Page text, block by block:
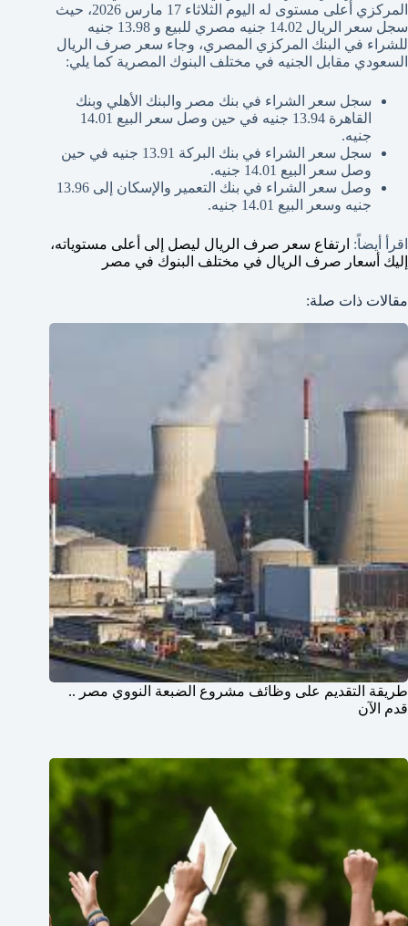
المركزي أعلى مستوى له اليوم الثلاثاء 17 مارس 2026، حيث
سجل سعر الريال 14.02 جنيه مصري للبيع و 13.98 جنيه
للشراء في البنك المركزي المصري، وجاء سعر صرف الريال
السعودي مقابل الجنيه في مختلف البنوك المصرية كما يلي:
سجل سعر الشراء في بنك مصر والبنك الأهلي وبنك
القاهرة 13.94 جنيه في حين وصل سعر البيع 14.01
جنيه.
سجل سعر الشراء في بنك البركة 13.91 جنيه في حين
وصل سعر البيع 14.01 جنيه.
وصل سعر الشراء في بنك التعمير والإسكان إلى 13.96
جنيه وسعر البيع 14.01 جنيه.
اقرأ أيضاً: ارتفاع سعر صرف الريال ليصل إلى أعلى مستوياته،
إليك أسعار صرف الريال في مختلف البنوك في مصر
مقالات ذات صلة:
طريقة التقديم على وظائف مشروع الضبعة النووي مصر ..
قدم الآن